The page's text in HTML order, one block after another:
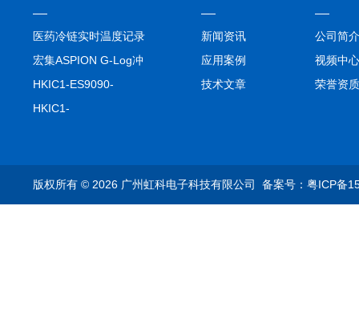
医药冷链实时温度记录
仪TIVE Solo 5G
宏集ASPION G-Log冲
击记录仪
HKIC1-ES9090-
setA100/1000base-T1
HKIC1-
析仪
新闻资讯
应用案例
技术文章
公司简介
视频中心
荣誉资质
版权所有 © 2026 广州虹科电子科技有限公司 备案号：粤ICP备